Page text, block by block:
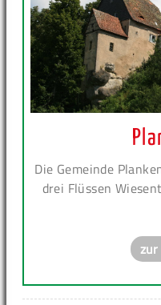
Die Gemeinde
drei Flüssen